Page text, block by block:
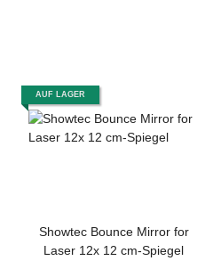
AUF LAGER
Showtec Bounce Mirror for
Laser 12x 12 cm-Spiegel